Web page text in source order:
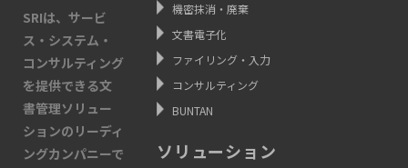
SRIは、サービ
ス・システム・
コンサルティング
を提供できる文
書管理ソリュー
ションのリーディ
ングカンパニーで
機密抹消・廃棄
文書電子化
ファイリング・入力
コンサルティング
BUNTAN
ソリューション